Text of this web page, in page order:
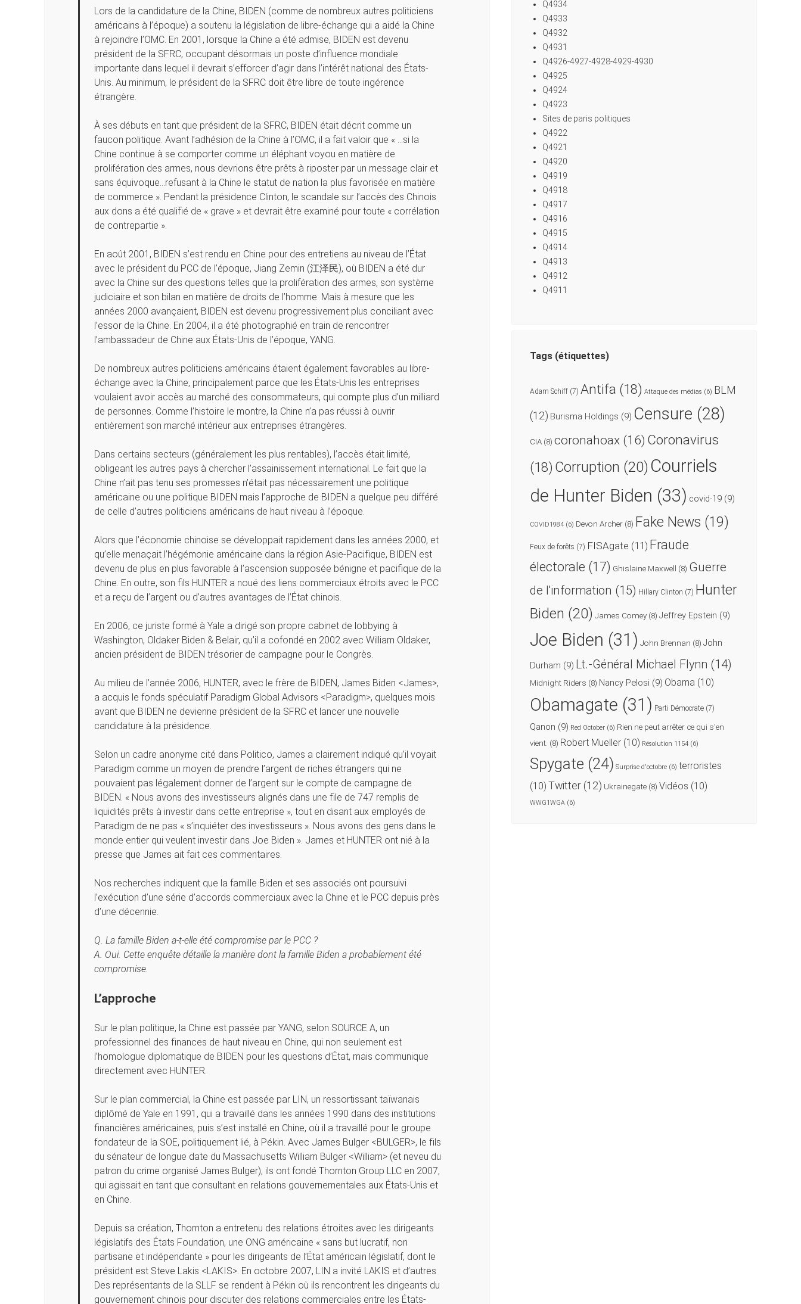
Lors de la candidature de la Chine, BIDEN (comme de nombreux autres politiciens
américains à l’époque) a soutenu la législation de libre-échange qui a aidé la Chine
à rejoindre l’OMC. En 2001, lorsque la Chine a été admise, BIDEN est devenu
président de la SFRC, occupant désormais un poste d’influence mondiale
importante dans lequel il devrait s’efforcer d’agir dans l’intérêt national des États-
Unis. Au minimum, le président de la SFRC doit être libre de toute ingérence
étrangère.
À ses débuts en tant que président de la SFRC, BIDEN était décrit comme un
faucon politique. Avant l’adhésion de la Chine à l’OMC, il a fait valoir que « …si la
Chine continue à se comporter comme un éléphant voyou en matière de
prolifération des armes, nous devrions être prêts à riposter par un message clair et
sans équivoque…refusant à la Chine le statut de nation la plus favorisée en matière
de commerce ». Pendant la présidence Clinton, le scandale sur l’accès des Chinois
aux dons a été qualifié de « grave » et devrait être examiné pour toute « corrélation
de contrepartie ».
En août 2001, BIDEN s’est rendu en Chine pour des entretiens au niveau de l’État
avec le président du PCC de l’époque, Jiang Zemin (江泽民), où BIDEN a été dur
avec la Chine sur des questions telles que la prolifération des armes, son système
judiciaire et son bilan en matière de droits de l’homme. Mais à mesure que les
années 2000 avançaient, BIDEN est devenu progressivement plus conciliant avec
l’essor de la Chine. En 2004, il a été photographié en train de rencontrer
l’ambassadeur de Chine aux États-Unis de l’époque, YANG.
De nombreux autres politiciens américains étaient également favorables au libre-
échange avec la Chine, principalement parce que les États-Unis les entreprises
voulaient avoir accès au marché des consommateurs, qui compte plus d’un milliard
de personnes. Comme l’histoire le montre, la Chine n’a pas réussi à ouvrir
entièrement son marché intérieur aux entreprises étrangères.
Dans certains secteurs (généralement les plus rentables), l’accès était limité,
obligeant les autres pays à chercher l’assainissement international. Le fait que la
Chine n’ait pas tenu ses promesses n’était pas nécessairement une politique
américaine ou une politique BIDEN mais l’approche de BIDEN a quelque peu différé
de celle d’autres politiciens américains de haut niveau à l’époque.
Alors que l’économie chinoise se développait rapidement dans les années 2000, et
qu’elle menaçait l’hégémonie américaine dans la région Asie-Pacifique, BIDEN est
devenu de plus en plus favorable à l’ascension supposée bénigne et pacifique de la
Chine. En outre, son fils HUNTER a noué des liens commerciaux étroits avec le PCC
et a reçu de l’argent ou d’autres avantages de l’État chinois.
En 2006, ce juriste formé à Yale a dirigé son propre cabinet de lobbying à
Washington, Oldaker Biden & Belair, qu’il a cofondé en 2002 avec William Oldaker,
ancien président de BIDEN trésorier de campagne pour le Congrès.
Au milieu de l’année 2006, HUNTER, avec le frère de BIDEN, James Biden <James>,
a acquis le fonds spéculatif Paradigm Global Advisors <Paradigm>, quelques mois
avant que BIDEN ne devienne président de la SFRC et lancer une nouvelle
candidature à la présidence.
Selon un cadre anonyme cité dans Politico, James a clairement indiqué qu’il voyait
Paradigm comme un moyen de prendre l’argent de riches étrangers qui ne
pouvaient pas légalement donner de l’argent sur le compte de campagne de
BIDEN. « Nous avons des investisseurs alignés dans une file de 747 remplis de
liquidités prêts à investir dans cette entreprise », tout en disant aux employés de
Paradigm de ne pas « s’inquiéter des investisseurs ». Nous avons des gens dans le
monde entier qui veulent investir dans Joe Biden ». James et HUNTER ont nié à la
presse que James ait fait ces commentaires.
Nos recherches indiquent que la famille Biden et ses associés ont poursuivi
l’exécution d’une série d’accords commerciaux avec la Chine et le PCC depuis près
d’une décennie.
Q. La famille Biden a-t-elle été compromise par le PCC ?
A. Oui. Cette enquête détaille la manière dont la famille Biden a probablement été
compromise.
L’approche
Sur le plan politique, la Chine est passée par YANG, selon SOURCE A, un
professionnel des finances de haut niveau en Chine, qui non seulement est
l’homologue diplomatique de BIDEN pour les questions d’État, mais communique
directement avec HUNTER.
Sur le plan commercial, la Chine est passée par LIN, un ressortissant taïwanais
diplômé de Yale en 1991, qui a travaillé dans les années 1990 dans des institutions
financières américaines, puis s’est installé en Chine, où il a travaillé pour le groupe
fondateur de la SOE, politiquement lié, à Pékin. Avec James Bulger <BULGER>, le fils
du sénateur de longue date du Massachusetts William Bulger <William> (et neveu du
patron du crime organisé James Bulger), ils ont fondé Thornton Group LLC en 2007,
qui agissait en tant que consultant en relations gouvernementales aux États-Unis et
en Chine.
Depuis sa création, Thornton a entretenu des relations étroites avec les dirigeants
législatifs des États Foundation, une ONG américaine « sans but lucratif, non
partisane et indépendante » pour les dirigeants de l’État américain législatif, dont le
président est Steve Lakis <LAKIS>. En octobre 2007, LIN a invité LAKIS et d’autres
Des représentants de la SLLF se rendent à Pékin où ils rencontrent les dirigeants du
gouvernement chinois pour discuter des relations commerciales entre les États-
Q4934
Q4933
Q4932
Q4931
Q4926-4927-4928-4929-4930
Q4925
Q4924
Q4923
Sites de paris politiques
Q4922
Q4921
Q4920
Q4919
Q4918
Q4917
Q4916
Q4915
Q4914
Q4913
Q4912
Q4911
Tags (étiquettes)
Adam Schiff (7) Antifa (18) Attaque des médias (6) BLM
(12) Burisma Holdings (9) Censure (28)
CIA (8) coronahoax (16) Coronavirus
(18) Corruption (20) Courriels
de Hunter Biden (33) covid-19 (9)
COVID1984 (6) Devon Archer (8) Fake News (19)
Feux de forêts (7) FISAgate (11) Fraude
électorale (17) Ghislaine Maxwell (8) Guerre
de l'information (15) Hillary Clinton (7) Hunter
Biden (20) James Comey (8) Jeffrey Epstein (9)
Joe Biden (31) John Brennan (8) John
Durham (9) Lt.-Général Michael Flynn (14)
Midnight Riders (8) Nancy Pelosi (9) Obama (10)
Obamagate (31) Parti Démocrate (7)
Qanon (9) Red October (6) Rien ne peut arrêter ce qui s'en
vient. (8) Robert Mueller (10) Résolution 1154 (6)
Spygate (24) Surprise d'octobre (6) terroristes
(10) Twitter (12) Ukrainegate (8) Vidéos (10)
WWG1WGA (6)